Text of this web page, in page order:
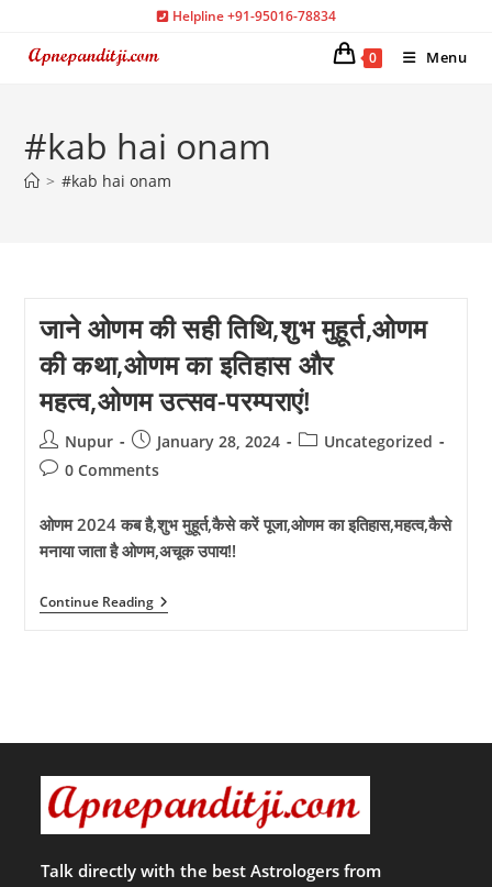
content
Helpline +91-95016-78834
0 Menu
#kab hai onam
> #kab hai onam
जाने ओणम की सही तिथि,शुभ मुहूर्त,ओणम
की कथा,ओणम का इतिहास और
महत्व,ओणम उत्सव-परम्पराएं!
Post
author:
Nupur
Post
published:
January 28, 2024
PostUncategorized
Post0 Comments
ओणम 2024 कब है,शुभ मुहूर्त,कैसे करें पूजा,ओणम का इतिहास,महत्व,कैसे
मनाया जाता है ओणम,अचूक उपाय!!
Continue Readingजाने
ओणम
का
और
महत्व,ओणम
उत्सव-
परम्पराएं!
Talk directly with the best Astrologers from